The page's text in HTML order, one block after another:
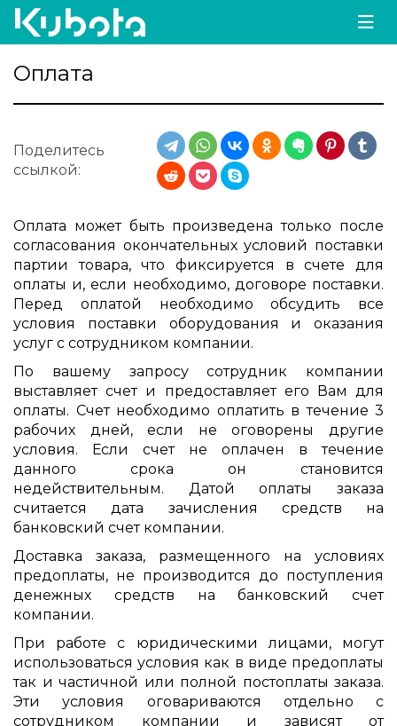
Оплата
Поделитесь
ссылкой:
Оплата может быть произведена только после
согласования окончательных условий поставки
партии товара, что фиксируется в счете для
оплаты и, если необходимо, договоре поставки.
Перед оплатой необходимо обсудить все
условия поставки оборудования и оказания
услуг с сотрудником компании.
По вашему запросу сотрудник компании
выставляет счет и предоставляет его Вам для
оплаты. Счет необходимо оплатить в течение 3
рабочих дней, если не оговорены другие
условия. Если счет не оплачен в течение
данного срока он становится
недействительным. Датой оплаты заказа
считается дата зачисления средств на
банковский счет компании.
Доставка заказа, размещенного на условиях
предоплаты, не производится до поступления
денежных средств на банковский счет
компании.
При работе с юридическими лицами, могут
использоваться условия как в виде предоплаты
так и частичной или полной постоплаты заказа.
Эти условия оговариваются отдельно с
сотрудником компании и зависят от